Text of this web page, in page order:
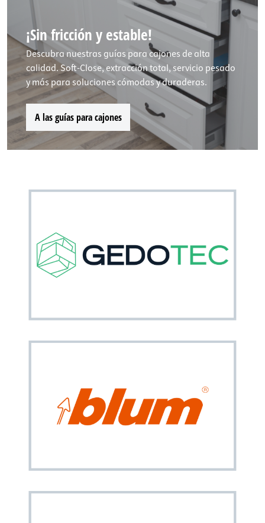
¡Sin fricción y estable!
Descubra nuestras guías para cajones de alta
calidad. Soft-Close, extracción total, servicio pesado
y más para soluciones cómodas y duraderas.
A las guías para cajones